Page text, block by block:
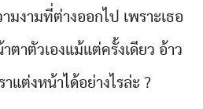
มงามที่ต่างออกไป เพราะเธอ
ตาตัวเองแม้แต่ครั้งเดียว อ้าว
าแต่งหน้าได้อย่างไรล่ะ ?